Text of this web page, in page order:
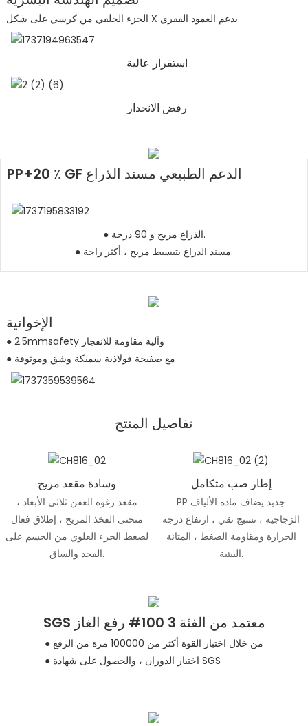
الجزء الخلفي من كرسي على شكل X يدعم العمود الفقري
استقرار عالية
رفض الانحدار
PP+20 ٪ GF الدعم الطبيعي مسند الذراع
● الذراع مريح و 90 درجة.
● مسند الذراع بتبسيط مريح ، أكثر راحة.
الإخوانية
● 2.5mmsafety وآلية مقاومة للانفجار
● مع صفيحة فولاذية سميكة وشق وموثوقة
تفاصيل المنتج
وسادة مقعد مريح
مقعد رغوة العفن ثلاثي الأبعاد ،
منحنى الفخذ المريح ، إطلاق فعال
لضغط الجزء العلوي من الجسم على
الفخذ والساق.
إطار صب متكامل
PP جديد يضاف مادة الألياف
الزجاجية ، نسيج نقي ، ارتفاع درجة
الحرارة ومقاومة الضغط ، المتانة
البيئية.
SGS معتمد من الفئة 3 100# رفع الغاز
● من خلال اختبار القوة أكثر من 100000 مرة من الرفع
● اختبار الدوران ، والحصول على شهادة SGS